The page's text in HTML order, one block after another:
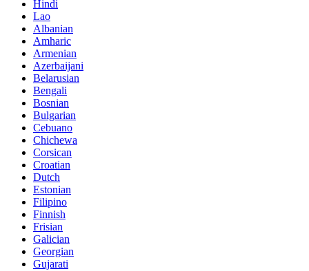
Hindi
Lao
Albanian
Amharic
Armenian
Azerbaijani
Belarusian
Bengali
Bosnian
Bulgarian
Cebuano
Chichewa
Corsican
Croatian
Dutch
Estonian
Filipino
Finnish
Frisian
Galician
Georgian
Gujarati